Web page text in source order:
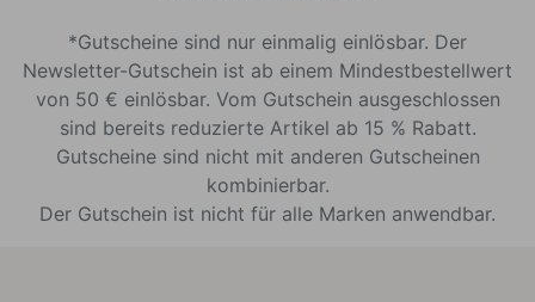
*Gutscheine sind nur einmalig einlösbar. Der
Newsletter-Gutschein ist ab einem Mindestbestellwert
von 50 € einlösbar. Vom Gutschein ausgeschlossen
sind bereits reduzierte Artikel ab 15 % Rabatt.
Gutscheine sind nicht mit anderen Gutscheinen
kombinierbar.
Der Gutschein ist nicht für alle Marken anwendbar.